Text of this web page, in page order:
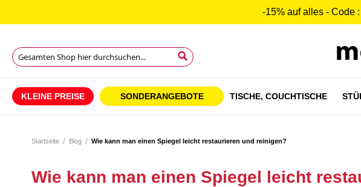
-15% auf alles - Code :
Suche
KLEINE PREISE SONDERANGEBOTE TISCHE, COUCHTISCHE
Startseite Blog Wie kann man einen Spiegel leicht restaurieren und reinigen?
Wie kann man einen Spiegel leicht